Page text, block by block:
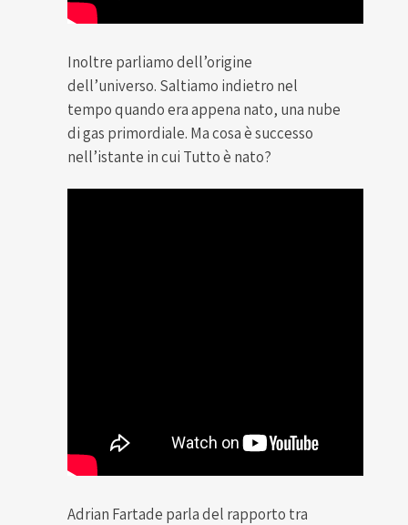
Inoltre parliamo dell’origine
dell’universo. Saltiamo indietro nel
tempo quando era appena nato, una nube
di gas primordiale. Ma cosa è successo
nell’istante in cui Tutto è nato?
Adrian Fartade parla del rapporto tra